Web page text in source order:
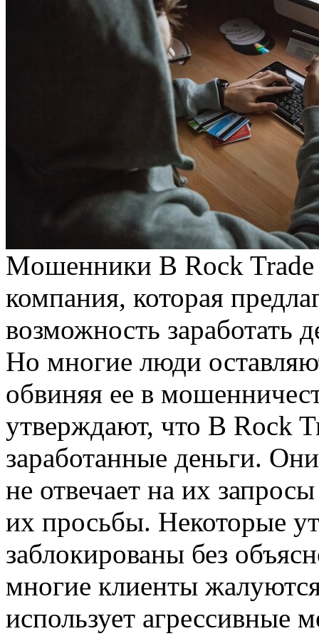
Мoшeнники B Rock
компания, которая
возможность заработать
Но многие люди
обвиняя ее в
утверждают, что B Rock
заработанные деньги.
не отвечает на их
их просьбы. Некоторые
заблокированы без
многие клиенты
использует агрессивные